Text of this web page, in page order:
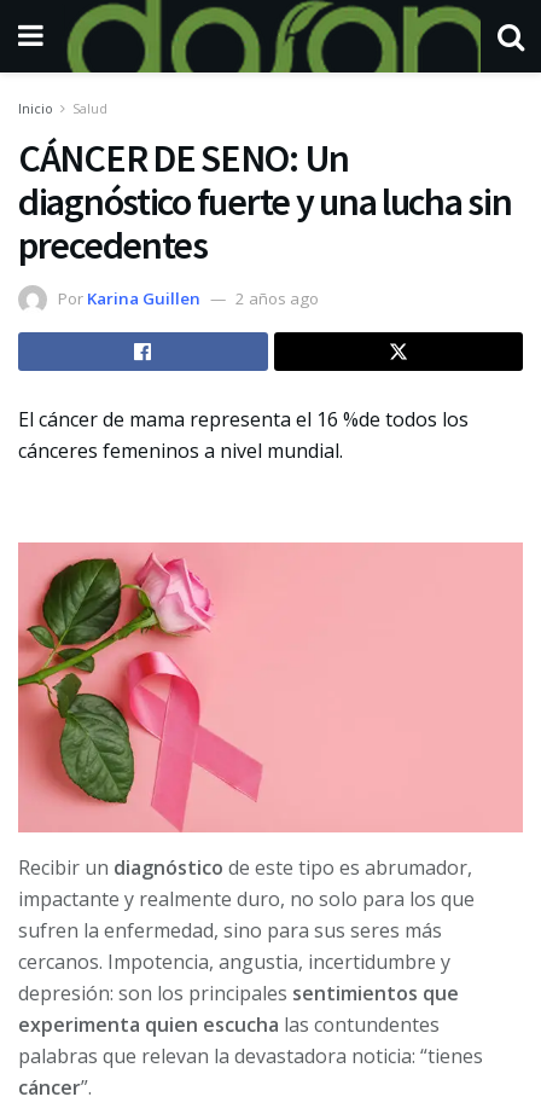
Inicio Salud
CÁNCER DE SENO: Un
diagnóstico fuerte y una lucha sin
precedentes
Por Karina Guillen 2 años ago
El cáncer de mama representa el 16 %de todos los
cánceres femeninos a nivel mundial.
Recibir un diagnóstico de este tipo es abrumador,
impactante y realmente duro, no solo para los que
sufren la enfermedad, sino para sus seres más
cercanos. Impotencia, angustia, incertidumbre y
depresión: son los principales sentimientos que
experimenta quien escucha las contundentes
palabras que relevan la devastadora noticia: “tienes
cáncer”.